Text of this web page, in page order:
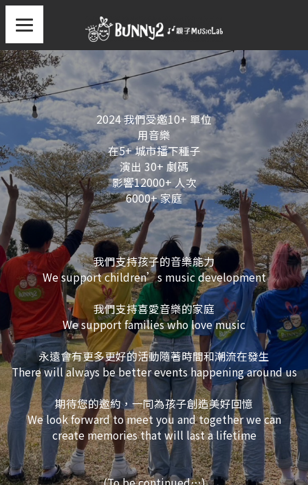
2024 我們受邀10+ 單位
用音樂
在5+ 城市播下種子
演出 30+ 劇碼
影響12000+ 人次
6000+ 家庭
我們支持孩子的音樂能力
We support children’s music development
我們支持喜愛音樂的家庭
We support families who love music
永遠會有更多更好的活動隨著時間和潮流在發生
There will always be better events happening around us
期待您的邀約，一同為孩子創造美好回憶
We look forward to meet you and together we can
create memories that will last a lifetime